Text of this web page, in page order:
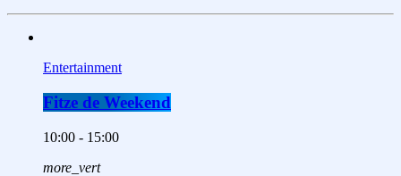
Entertainment
Fitze de Weekend
10:00 - 15:00
more_vert